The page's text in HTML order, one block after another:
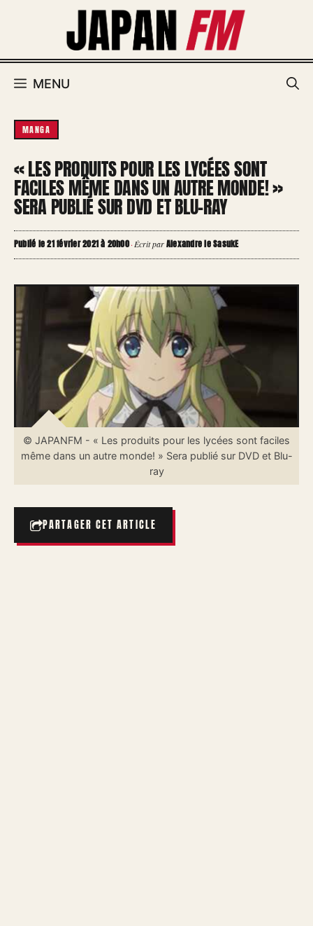
MENU
MANGA
« LES PRODUITS POUR LES LYCÉES SONT
FACILES MÊME DANS UN AUTRE MONDE! »
SERA PUBLIÉ SUR DVD ET BLU-RAY
Publié le 21 février 2021 à 20h00·Écrit parAlexandre le SasukE
© JAPANFM - « Les produits pour les lycées sont faciles
même dans un autre monde! » Sera publié sur DVD et Blu-
ray
PARTAGER CET ARTICLE